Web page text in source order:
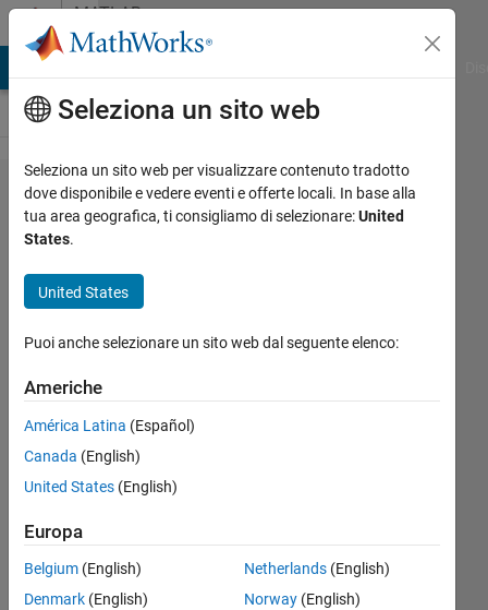
Vai al contenutoMATLAB
Answers
How to
share
model
2021a
version
to
2019
version
Varun
Nair
24 Lug
Seleziona un sito web
Seleziona un sito web per visualizzare contenuto tradotto
dove disponibile e vedere eventi e offerte locali. In base alla
tua area geografica, ti consigliamo di selezionare:United
States.
United States
Puoi anche selezionare un sito web dal seguente elenco:
Americhe
América Latina (Español)
Canada (English)
United States (English)
Europa
Belgium (English)
Denmark (English)
Netherlands(English)
Norway(English)